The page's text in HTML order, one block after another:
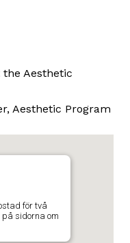
Aesthetic
Aesthetic Program
för två
sidorna om